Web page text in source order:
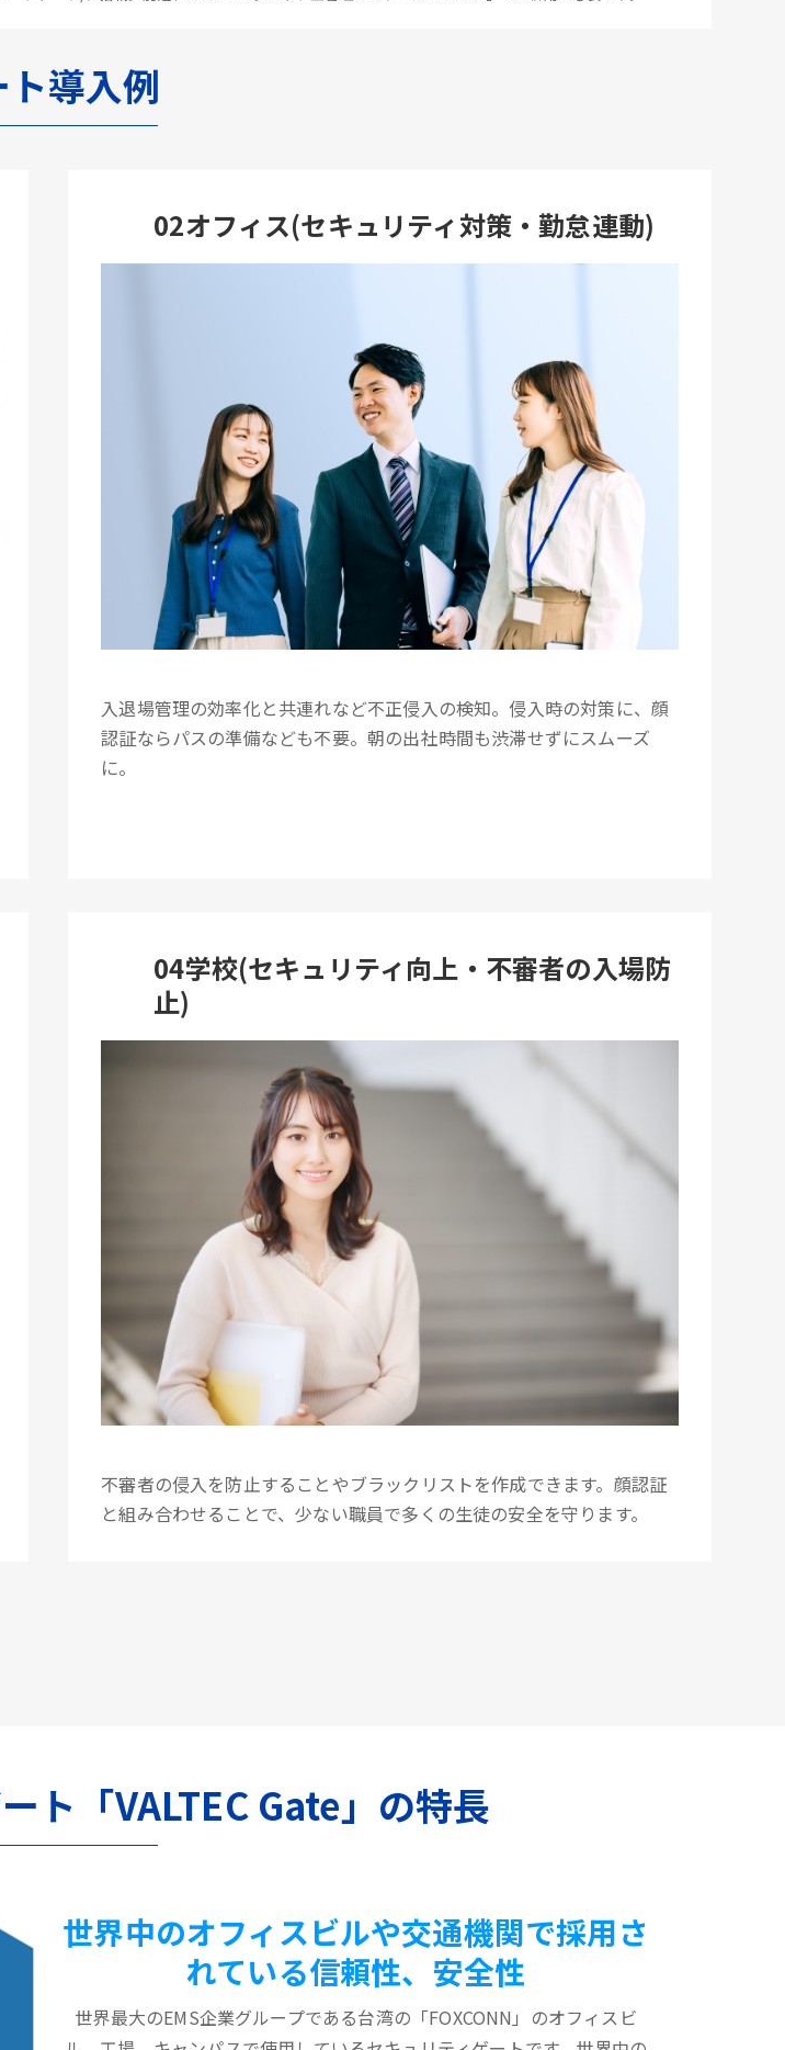
導入例
02オフィス(セキュリティ対策・勤怠連動)
入退場管理の効率化と共連れなど不正侵入の検知。侵入時の対策に、顔
認証ならパスの準備なども不要。朝の出社時間も渋滞せずにスムーズ
に。
04学校(セキュリティ向上・不審者の入場防
止)
不審者の侵入を防止することやブラックリストを作成できます。顔認証
と組み合わせることで、少ない職員で多くの生徒の安全を守ります。
ト「VALTEC Gate」の特長
世界中のオフィスビルや交通機関で採用さ
れている信頼性、安全性
世界最大のEMS企業グループである台湾の「FOXCONN」のオフィスビ